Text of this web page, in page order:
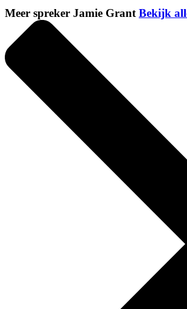
Meer spreker Jamie Grant Bekijk